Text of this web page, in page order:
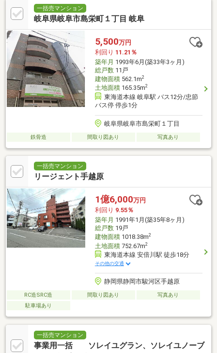
一括売マンション
岐阜県岐阜市島栄町１丁目 岐阜
5,500万円
利回り 11.21％
築年月 1993年6月(築33年3ヶ月)
総戸数11戸
建物面積562.1m2
土地面積165.35m2
東海道本線 岐阜駅 バス12分/忠節
バス停 停歩1分
岐阜県岐阜市島栄町１丁目
鉄骨造 間取り図あり 写真あり
一括売マンション
リージェント手越原
1億6,000万円
利回り 9.55％
築年月 1991年1月(築35年8ヶ月)
総戸数19戸
建物面積1018.38m2
土地面積752.67m2
東海道本線 安倍川駅 徒歩18分
その他の交通
静岡県静岡市駿河区手越原
RC造SRC造 間取り図あり
写真あり
駐車場あり
一括売マンション
事業用一括 ソレイユグラン、ソレイユノーブ